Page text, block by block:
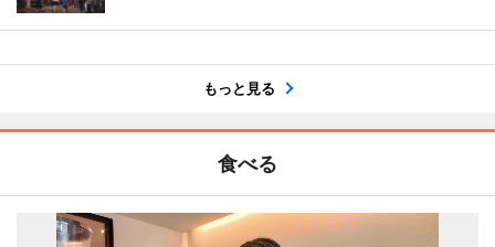
もっと見る
食べる